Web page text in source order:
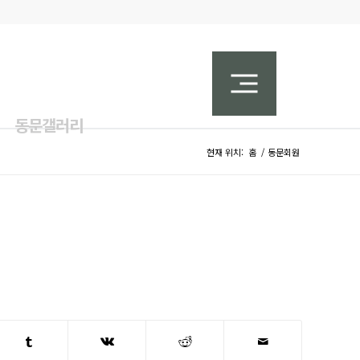
동문갤러리
현재 위치: 홈 / 동문회원